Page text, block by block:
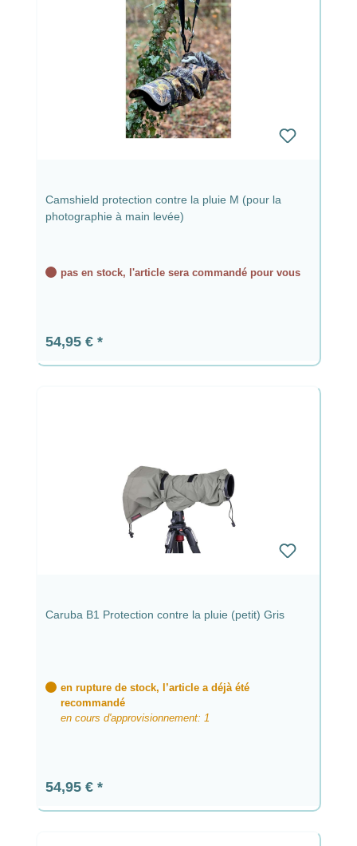
Camshield protection contre la pluie M (pour la
photographie à main levée)
pas en stock, l'article sera commandé pour vous
Prix régulier :
54,95 €
Caruba B1 Protection contre la pluie (petit) Gris
en rupture de stock, l’article a déjà été
recommandé
en cours d'approvisionnement: 1
Prix régulier :
54,95 €